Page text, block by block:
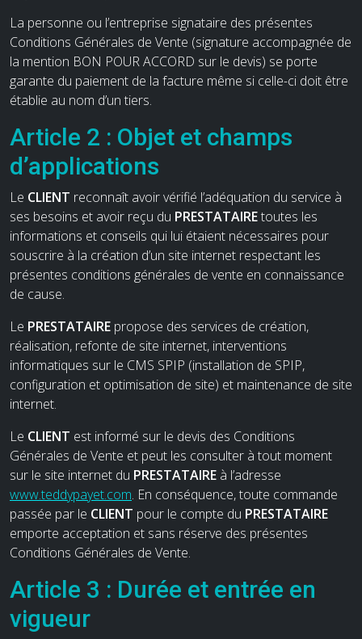
La personne ou l’entreprise signataire des présentes
Conditions Générales de Vente (signature accompagnée de
la mention BON POUR ACCORD sur le devis) se porte
garante du paiement de la facture même si celle-ci doit être
établie au nom d’un tiers.
Article 2 : Objet et champs
d’applications
Le CLIENT reconnaît avoir vérifié l’adéquation du service à
ses besoins et avoir reçu du PRESTATAIREtoutes les
informations et conseils qui lui étaient nécessaires pour
souscrire à la création d’un site internet respectant les
présentes conditions générales de vente en connaissance
de cause.
Le PRESTATAIRE propose des services de création,
réalisation, refonte de site internet, interventions
informatiques sur le CMS SPIP (installation de SPIP,
configuration et optimisation de site) et maintenance de site
internet.
Le CLIENT est informé sur le devis des Conditions
Générales de Vente et peut les consulter à tout moment
sur le site internet du PRESTATAIRE à l’adresse
www.teddypayet.com. En conséquence, toute commande
passée par le CLIENT pour le compte du PRESTATAIRE
emporte acceptation et sans réserve des présentes
Conditions Générales de Vente.
Article 3 : Durée et entrée en
vigueur